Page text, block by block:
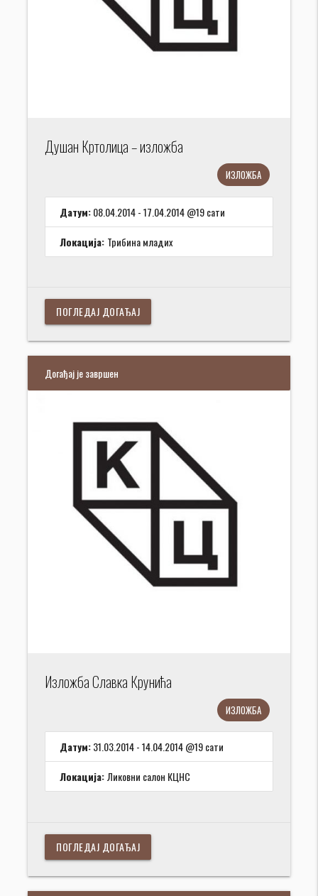
Душан Кртолица – изложба
ИЗЛОЖБА
Датум:08.04.2014 - 17.04.2014 @19 сати
Локација: Трибина младих
ПОГЛЕДАЈ ДОГАЂАЈ
Догађај је завршен
Изложба Славка Крунића
ИЗЛОЖБА
Датум:31.03.2014 - 14.04.2014 @19 сати
Локација:Ликовни салон КЦНС
ПОГЛЕДАЈ ДОГАЂАЈ